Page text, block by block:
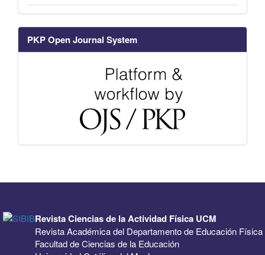
PKP Open Journal System
Revista Ciencias de la Actividad Física UCM
Revista Académica del Departamento de Educación Física
Facultad de Ciencias de la Educación